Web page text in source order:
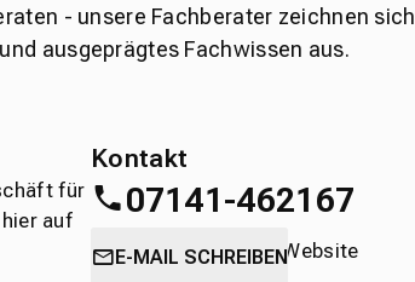
- unsere Fachberater zeichnen sich
ausgeprägtes Fachwissen aus.
für
auf
Kontakt
07141-462167
oderdirekt über die Website
E-MAIL SCHREIBEN